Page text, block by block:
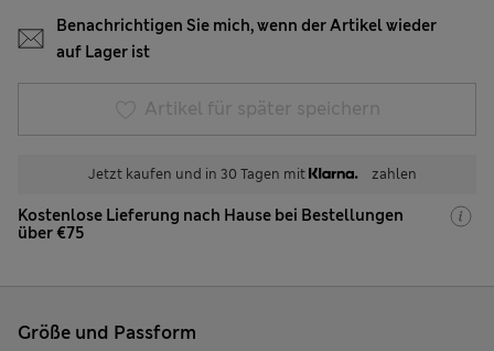
Benachrichtigen Sie mich, wenn der Artikel wieder
auf Lager ist
Artikel für später speichern
Jetzt kaufen und in 30 Tagen mit zahlen
Kostenlose Lieferung nach Hause bei Bestellungen
über €75
Größe und Passform